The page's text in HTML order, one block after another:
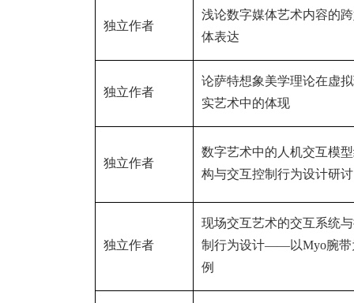
独立作者
浅论数字媒体艺术内容的
体表达
独立作者
论萨特想象美学理论在虚
实艺术中的体现
独立作者
数字艺术中的人机交互模
构与交互控制行为设计研讨
独立作者
现场交互艺术的交互系统
制行为设计——以Myo腕
例